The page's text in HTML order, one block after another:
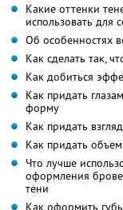
Какие оттенки
использовать для
Об особенностях
Как сделать так,
Как добиться
Как придать
форму
Как придать
Как придать
Что лучше
оформления
тени
Как оформить